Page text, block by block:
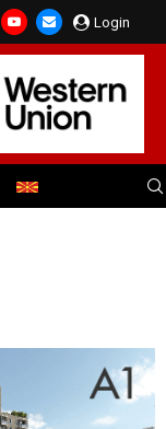
Login